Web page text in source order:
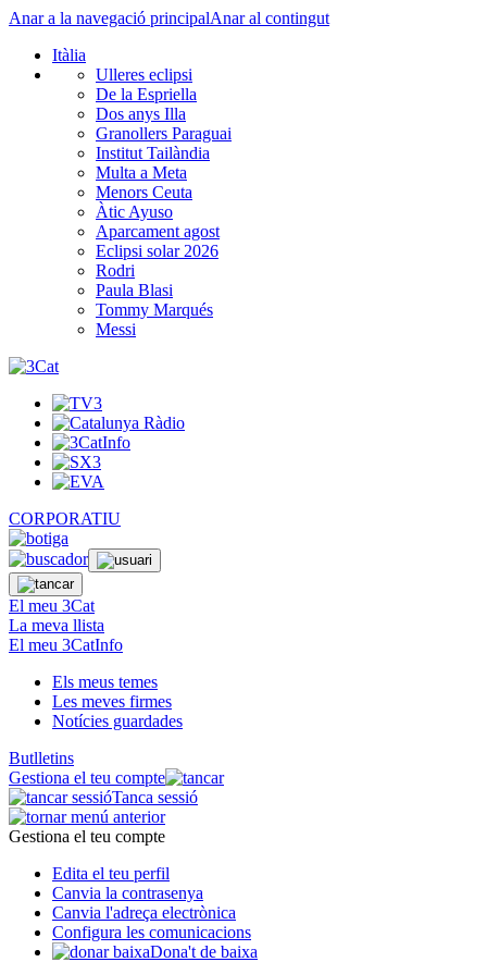
Anar a la navegació principalAnar al contingut
Itàlia
Ulleres eclipsi
De la Espriella
Dos anys Illa
Granollers Paraguai
Institut Tailàndia
Multa a Meta
Menors Ceuta
Àtic Ayuso
Aparcament agost
Eclipsi solar 2026
Rodri
Paula Blasi
Tommy Marqués
Messi
CORPORATIU
El meu 3Cat
La meva llista
El meu 3CatInfo
Els meus temes
Les meves firmes
Notícies guardades
Butlletins
Gestiona el teu compte
Tanca sessió
Gestiona el teu compte
Edita el teu perfil
Canvia la contrasenya
Canvia l'adreça electrònica
Configura les comunicacions
Dona't de baixa